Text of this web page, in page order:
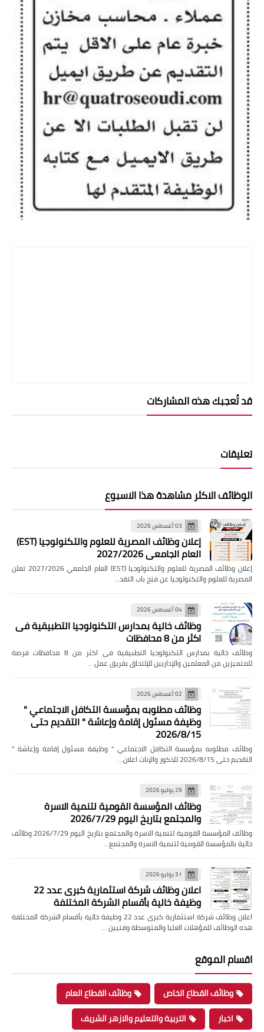
قد تُعجبك هذه المشاركات
تعليقات
الوظائف الاكثر مشاهدة هذا الاسبوع
03 أغسطس 2026
إعلان وظائف المصرية للعلوم والتكنولوجيا (EST)
العام الجامعي 2027/2026
إعلان وظائف المصرية للعلوم والتكنولوجيا (EST) العام الجامعي 2027/2026 تعلن
المصرية للعلوم والتكنولوجيا عن فتح باب التقد…
04 أغسطس 2026
وظائف خالية بمدارس التكنولوجيا التطبيقية فى
اكثر من 8 محافظات
وظائف خالية بمدارس التكنولوجيا التطبيقية فى اكثر من 8 محافظات فرصة
للمتميزين من المعلمين والإداريين للإلتحاق بفريق عمل …
02 أغسطس 2026
وظائف مطلوبه بمؤسسة التكافل الاجتماعي "
وظيفة مسئول إقامة وإعاشة " التقديم حتى
2026/8/15
وظائف مطلوبه بمؤسسة التكافل الاجتماعي " وظيفة مسئول إقامة وإعاشة "
التقديم حتى 2026/8/15 للذكور والإناث اعلان…
29 يوليو 2026
وظائف المؤسسة القومية لتنمية الاسرة
والمجتمع بتاريخ اليوم 2026/7/29
وظائف المؤسسة القومية لتنمية الاسرة والمجتمع بتاريخ اليوم 2026/7/29 وظائف
خالية بالمؤسسة القومية لتنمية الاسرة والمجتمع…
31 يوليو 2026
اعلان وظائف شركة استثمارية كبرى عدد 22
وظيفة خالية بأقسام الشركة المختلفة
اعلان وظائف شركة استثمارية كبرى عدد 22 وظيفة خالية بأقسام الشركة المختلفة
هذه الوظائف للمؤهلات العليا والمتوسطة وفنيين …
اقسام الموقع
وظائف القطاع الخاص
وظائف القطاع العام
اخبار
التربية والتعليم والازهر الشريف